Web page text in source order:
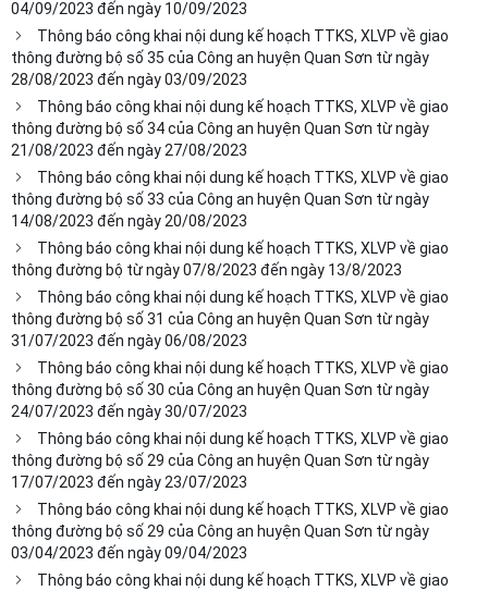
04/09/2023 đến ngày 10/09/2023
Thông báo công khai nội dung kế hoạch TTKS, XLVP về giao
thông đường bộ số 35 của Công an huyện Quan Sơn từ ngày
28/08/2023 đến ngày 03/09/2023
Thông báo công khai nội dung kế hoạch TTKS, XLVP về giao
thông đường bộ số 34 của Công an huyện Quan Sơn từ ngày
21/08/2023 đến ngày 27/08/2023
Thông báo công khai nội dung kế hoạch TTKS, XLVP về giao
thông đường bộ số 33 của Công an huyện Quan Sơn từ ngày
14/08/2023 đến ngày 20/08/2023
Thông báo công khai nội dung kế hoạch TTKS, XLVP về giao
thông đường bộ từ ngày 07/8/2023 đến ngày 13/8/2023
Thông báo công khai nội dung kế hoạch TTKS, XLVP về giao
thông đường bộ số 31 của Công an huyện Quan Sơn từ ngày
31/07/2023 đến ngày 06/08/2023
Thông báo công khai nội dung kế hoạch TTKS, XLVP về giao
thông đường bộ số 30 của Công an huyện Quan Sơn từ ngày
24/07/2023 đến ngày 30/07/2023
Thông báo công khai nội dung kế hoạch TTKS, XLVP về giao
thông đường bộ số 29 của Công an huyện Quan Sơn từ ngày
17/07/2023 đến ngày 23/07/2023
Thông báo công khai nội dung kế hoạch TTKS, XLVP về giao
thông đường bộ số 29 của Công an huyện Quan Sơn từ ngày
03/04/2023 đến ngày 09/04/2023
Thông báo công khai nội dung kế hoạch TTKS, XLVP về giao